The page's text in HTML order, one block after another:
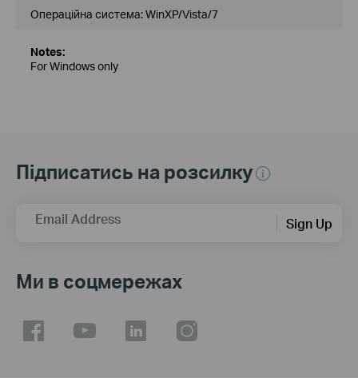
Операційна система: WinXP/Vista/7
Notes:
For Windows only
Підписатись на розсилку
Email Address Sign Up
Ми в соцмережах